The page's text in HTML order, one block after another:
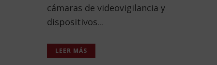
cámaras de videovigilancia y
dispositivos...
LEER MÁS